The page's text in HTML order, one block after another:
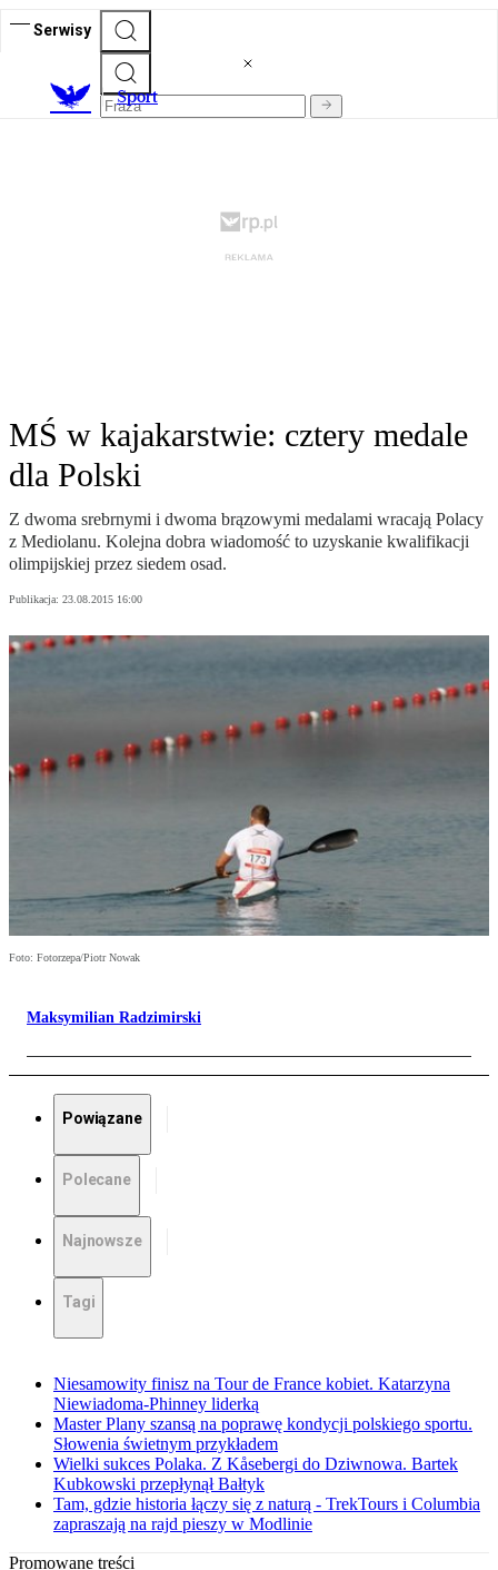
Serwisy
Sport
MŚ w kajakarstwie: cztery medale
dla Polski
Z dwoma srebrnymi i dwoma brązowymi medalami wracają Polacy
z Mediolanu. Kolejna dobra wiadomość to uzyskanie kwalifikacji
olimpijskiej przez siedem osad.
Publikacja: 23.08.2015 16:00
Foto: Fotorzepa/Piotr Nowak
Maksymilian Radzimirski
Powiązane
Polecane
Najnowsze
Tagi
Niesamowity finisz na Tour de France kobiet. Katarzyna
Niewiadoma-Phinney liderką
Master Plany szansą na poprawę kondycji polskiego sportu.
Słowenia świetnym przykładem
Wielki sukces Polaka. Z Kåsebergi do Dziwnowa. Bartek
Kubkowski przepłynął Bałtyk
Tam, gdzie historia łączy się z naturą - TrekTours i Columbia
zapraszają na rajd pieszy w Modlinie
Promowane treści